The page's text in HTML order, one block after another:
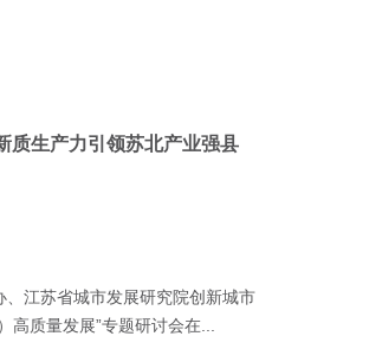
生产力引领苏北产业强县
江苏省城市发展研究院创新城市
质量发展”专题研讨会在...